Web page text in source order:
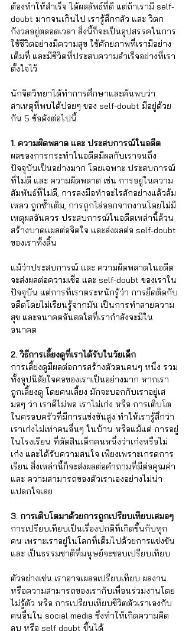
ต้องทำให้สำเร็จ ได้ผลลัพธ์ที่ดี แต่ถ้าเรามี self-
doubt มากจนเกินไป เรารู้สึกกลัว และ วิตก
กังวลอยู่ตลอดเวลา สิ่งนี้ก็จะเป็นอุปสรรคในการ
ใช้ชีวิตอย่างมีความสุข ใช้ศักยภาพที่เรามีอย่าง
เต็มที่ และมีชีวิตที่ประสบความสำเร็จอย่างที่เรา
ตั้งใจไว้
นักจิตวิทยาได้ทำการศึกษาและค้นพบว่า
สาเหตุที่พบได้บ่อยๆ ของ self-doubt มีอยู่ด้วย
กัน 5 ข้อดังต่อไปนี้
1. ความผิดพลาด และ ประสบการณ์ในอดีต
ผลของการกระทำในอดีตมีผลกับเราจนถึง
ปัจจุบันเป็นอย่างมาก โดยเฉพาะ ประสบการณ์
ที่ไม่ดี และ ความผิดพลาด เช่น การอยู่ในความ
สัมพันธ์ที่ไม่ดี, การลงมือทำอะไรสักอย่างแล้วล้ม
เหลว ถูกซ้ำเติม, การถูกไล่ออกจากงานโดยไม่มี
เหตุผลอันควร ประสบการณ์ในอดีตเหล่านี้ล้วน
สร้างบาดแผลต่อจิตใจ และส่งผลต่อ self-doubt
ของเราทั้งสิ้น
แม้ว่าประสบการณ์ และ ความผิดพลาดในอดีต
จะส่งผลต่อความเชื่อ และ self-doubt ของเราใน
ปัจจุบัน แต่การที่เราตระหนักรู้ว่า การยึดติดกับ
อดีตโดยไม่เรียนรู้จากมัน เป็นการทำลายความ
สุข และอนาคตอันสดใสที่เรากำลังจะมีใน
อนาคต
2. วิธีการเลี้ยงดูที่เราได้รับในวัยเด็ก
การเลี้ยงดูมีผลต่อการสร้างตัวตนคนๆ หนึ่ง รวม
ทั้งอุปนิสัยใจคอของเราเป็นอย่างมาก หากเรา
ถูกเลี้ยงดู โดยคนเลี้ยง มักจะบอกกับเราอยู่เส
มอๆ ว่า เราดีไม่พอ เราไม่เก่ง หรือ การเติบโต
ในครอบครัวที่มีการแข่งขันสูง ทำให้เรารู้สึกว่า
เราเก่งไม่เท่าคนอื่นๆ ในบ้าน หรือแม้แต่ การอยู่
ในโรงเรียน ที่ตัดสินเด็กคนหนึ่งว่าเก่งหรือไม่
เก่ง และได้รับความสนใจ เพียงเพราะเกรดการ
เรียน สิ่งเหล่านี้ก็จะส่งผลต่อคำถามที่มีต่อคุณค่า
และ ความสามารถของตัวเราเองอย่างไม่น่า
แปลกใจเลย
3. การเติบโตมาด้วยการถูกเปรียบเทียบเสมอๆ
การเปรียบเทียบเป็นเรื่องปกติที่เกิดขึ้นกับทุก
คน เพราะเราอยู่ในโลกที่เต็มไปด้วยการแข่งขัน
และ เป็นธรรมชาติที่มนุษย์จะชอบเปรียบเทียบ
ตัวอย่างเช่น เราอาจเผลอเปรียบเทียบ ผลงาน
หรือความสามารถของเรากับเพื่อนร่วมงานโดย
ไม่รู้ตัว หรือ การเปรียบเทียบชีวิตตัวเราเองกับ
คนอื่นใน social media ซึ่งทำให้เกิดความคิด
ลบ หรือ self doubt ขึ้นได้